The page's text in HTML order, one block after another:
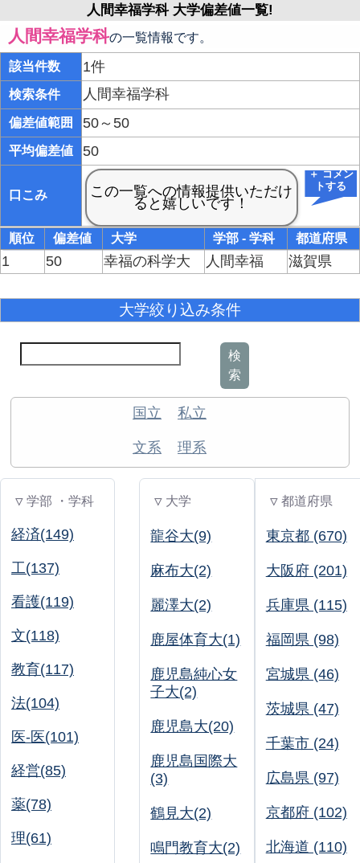
人間幸福学科 大学偏差値一覧!
人間幸福学科の一覧情報です。
該当件数 1件
検索条件 人間幸福学科
偏差値範囲 50～50
平均偏差値 50
口こみ
＋ コメン
トする
順位 偏差値 大学 学部 - 学科 都道府県
1 50 幸福の科学大 人間幸福 滋賀県
大学絞り込み条件
検
索
国立 私立
文系 理系
▽ 学部 ・学科
経済(149)
工(137)
看護(119)
文(118)
教育(117)
法(104)
医-医(101)
経営(85)
薬(78)
理(61)
▽ 大学
龍谷大(9)
麻布大(2)
麗澤大(2)
鹿屋体育大(1)
鹿児島純心女
子大(2)
鹿児島大(20)
鹿児島国際大
(3)
鶴見大(2)
鳴門教育大(2)
▽ 都道府県
東京都 (670)
大阪府 (201)
兵庫県 (115)
福岡県 (98)
宮城県 (46)
茨城県 (47)
千葉市 (24)
広島県 (97)
京都府 (102)
北海道 (110)